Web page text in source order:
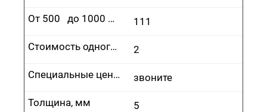
111
От 500 до 1000 м, руб.
2
Стоимость одного врезания, руб.
звоните
Специальные цены
5
Толщина, мм